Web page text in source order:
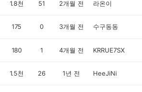
1.8천 51 2개월 전 라온이
175 0 3개월 전 수구동동
180 1 4개월 전 KRRUE7SX
1.5천 26 1년 전 HeeJiNi